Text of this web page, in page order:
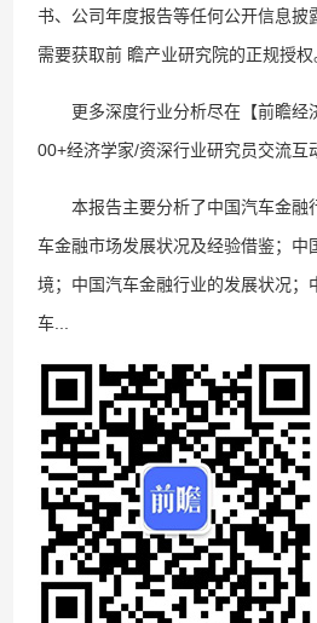
书、公司年度报告等任何公开信息披
需要获取前 瞻产业研究院的正规授权
更多深度行业分析尽在【前瞻经
00+经济学家/资深行业研究员交流互
本报告主要分析了中国汽车金融
车金融市场发展状况及经验借鉴；中
境；中国汽车金融行业的发展状况；
车...